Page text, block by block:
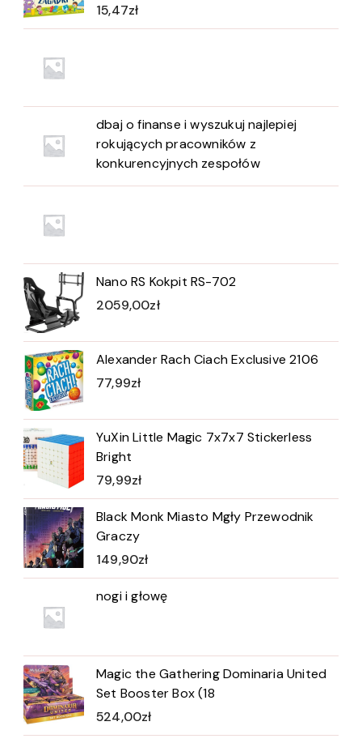
15,47zł
dbaj o finanse i wyszukuj najlepiej
rokujących pracowników z
konkurencyjnych zespołów
Nano RS Kokpit RS-702
2059,00zł
Alexander Rach Ciach Exclusive 2106
77,99zł
YuXin Little Magic 7x7x7 Stickerless
Bright
79,99zł
Black Monk Miasto Mgły Przewodnik
Graczy
149,90zł
nogi i głowę
Magic the Gathering Dominaria United
Set Booster Box (18
524,00zł